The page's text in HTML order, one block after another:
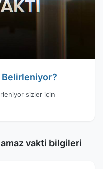
sizler için
vakti bilgileri